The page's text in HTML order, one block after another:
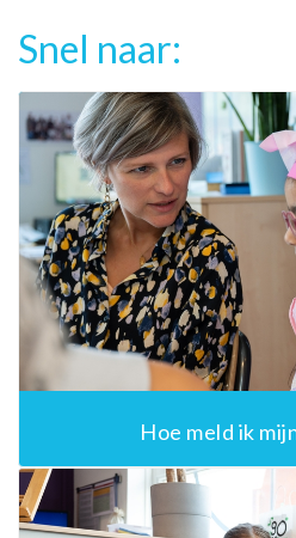
Snel naar:
Hoe meld ik